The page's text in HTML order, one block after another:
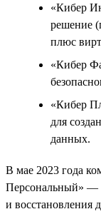
«Кибер
решение
плюс
«Кибер
«Кибер
для
данных.
В мае 2023 года
Персональный» —
и восстановления